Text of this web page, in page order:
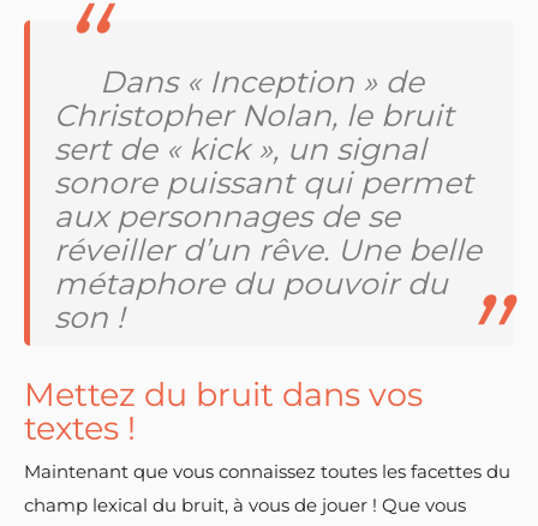
Dans « Inception » de
Christopher Nolan, le bruit
sert de « kick », un signal
sonore puissant qui permet
aux personnages de se
réveiller d’un rêve. Une belle
métaphore du pouvoir du
son !
Mettez du bruit dans vos
textes !
Maintenant que vous connaissez toutes les facettes du
champ lexical du bruit, à vous de jouer ! Que vous